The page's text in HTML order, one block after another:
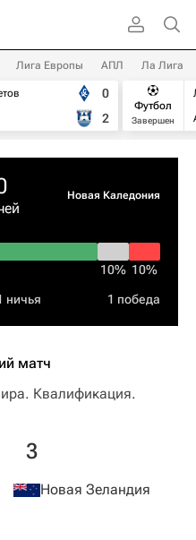
Лига Европы АПЛ Ла Лига
0
2
Футбол
Завершен
Новая Каледония
10% 10%
ничья 1 победа
матч
Квалификация.
3
Новая Зеландия